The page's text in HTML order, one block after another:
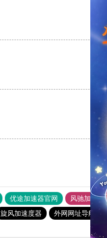
优途加速器官网 风驰加速器
旋风加速度器 外网网址导航